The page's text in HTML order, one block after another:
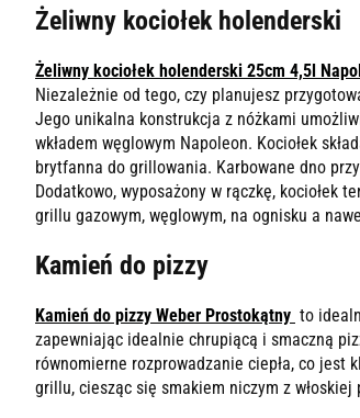
Żeliwny kociołek holenderski
Żeliwny kociołek holenderski 25cm 4,5l
Niezależnie od tego, czy planujesz
Jego unikalna konstrukcja z nóżkami
wkładem węglowym Napoleon. Kociołek
brytfanna do grillowania. Karbowane dno
Dodatkowo, wyposażony w rączkę, kociołek
grillu gazowym, węglowym, na ognisku a
Kamień do pizzy
Kamień do pizzy Weber Prostokątny to
zapewniając idealnie chrupiącą i smaczną
równomierne rozprowadzanie ciepła, co jest
grillu, ciesząc się smakiem niczym z włoskiej